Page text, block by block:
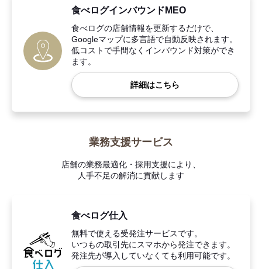
食べログインバウンドMEO
食べログの店舗情報を更新するだけで、
Googleマップに多言語で自動反映されます。
低コストで手間なくインバウンド対策ができ
ます。
詳細はこちら
業務支援サービス
店舗の業務最適化・採用支援により、
人手不足の解消に貢献します
食べログ仕入
無料で使える受発注サービスです。
いつもの取引先にスマホから発注できます。
発注先が導入していなくても利用可能です。